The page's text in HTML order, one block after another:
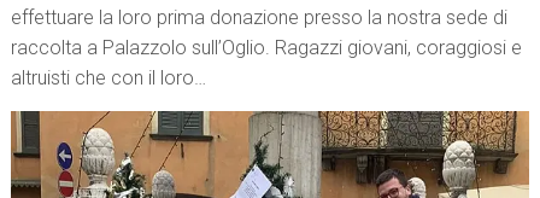
effettuare la loro prima donazione presso la nostra sede di
raccolta a Palazzolo sull’Oglio. Ragazzi giovani, coraggiosi e
altruisti che con il loro…